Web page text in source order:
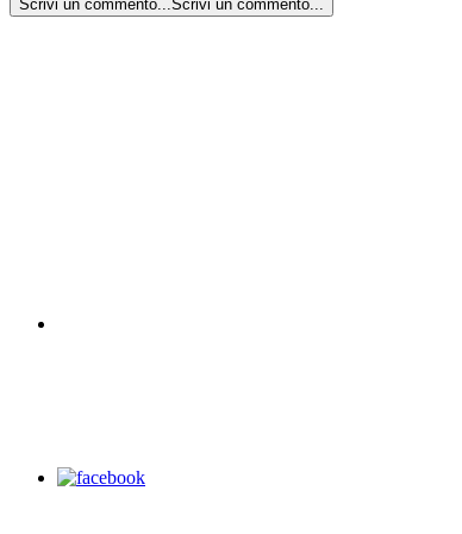
Scrivi un commento... Scrivi un commento...